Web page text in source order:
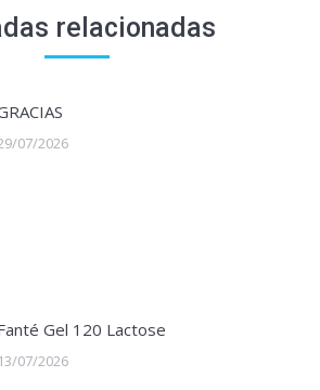
relacionadas
07/2026
Gel 120 Lactose
13/07/2026